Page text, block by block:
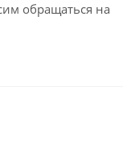
обращаться на